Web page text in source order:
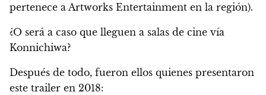
pertenece a Artworks Entertainment en la región).
¿O será a caso que lleguen a salas de cine vía
Konnichiwa?
Después de todo, fueron ellos quienes presentaron
este trailer en 2018: